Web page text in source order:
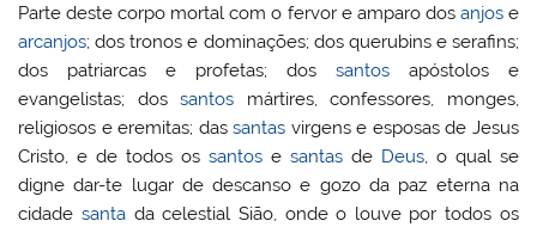
Parte deste corpo mortal com o fervor e amparo dos anjose
arcanjos; dos tronos e dominações; dos querubins e serafins;
dos patriarcas e profetas; dos santosapóstolos e
evangelistas; dossantos mártires, confessores, monges,
religiosos e eremitas; dassantas virgens e esposas de Jesus
Cristo, e de todos ossantos e santasde Deus, o qual se
digne dar-te lugar de descanso e gozo da paz eterna na
cidade santada celestial Sião, onde o louve por todos os